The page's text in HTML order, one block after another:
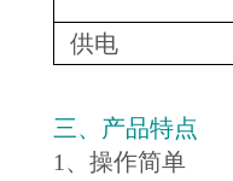
供电
三、产品特点
1、操作简单